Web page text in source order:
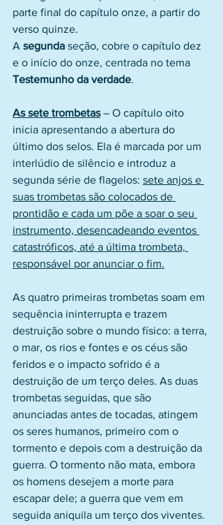
parte final do capítulo onze, a partir do
verso quinze.
A segunda seção, cobre o capítulo dez
e o início do onze, centrada no tema
Testemunho da verdade.
As sete trombetas – O capítulo oito
inicia apresentando a abertura do
último dos selos. Ela é marcada por um
interlúdio de silêncio e introduz a
segunda série de flagelos: sete anjos e
suas trombetas são colocados de
prontidão e cada um põe a soar o seu
instrumento, desencadeando eventos
catastróficos, até a última trombeta,
responsável por anunciar o fim.
As quatro primeiras trombetas soam em
sequência ininterrupta e trazem
destruição sobre o mundo físico: a terra,
o mar, os rios e fontes e os céus são
feridos e o impacto sofrido é a
destruição de um terço deles. As duas
trombetas seguidas, que são
anunciadas antes de tocadas, atingem
os seres humanos, primeiro com o
tormento e depois com a destruição da
guerra. O tormento não mata, embora
os homens desejem a morte para
escapar dele; a guerra que vem em
seguida aniquila um terço dos viventes.